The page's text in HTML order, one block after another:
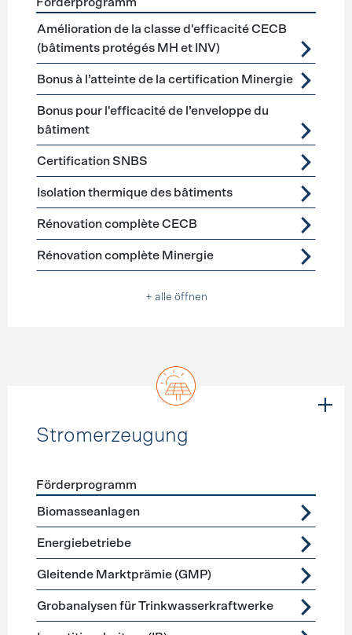
Förderprogramme Gebäudehülle Sanierung
Amélioration de la classe d'efficacité CECB
(bâtiments protégés MH et INV)
Bonus à l’atteinte de la certification Minergie
Bonus pour l'efficacité de l’enveloppe du
bâtiment
Certification SNBS
Isolation thermique des bâtiments
Rénovation complète CECB
Rénovation complète Minergie
+ alle öffnen
Stromerzeugung
Förderprogramme
Förderprogramm
Biomasseanlagen
Energiebetriebe
Gleitende Marktprämie (GMP)
Grobanalysen für Trinkwasserkraftwerke